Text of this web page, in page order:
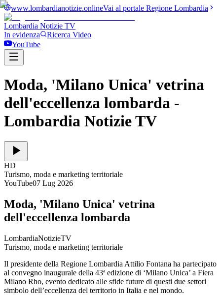
www.lombardianotizie.onlineVai al portale Regione Lombardia
Lombardia Notizie TV
In evidenza
Ricerca Video
YouTube
Moda, 'Milano Unica' vetrina
dell'eccellenza lombarda -
Lombardia Notizie TV
HD
Turismo, moda e marketing territoriale
YouTube07 Lug 2026
Moda, 'Milano Unica' vetrina
dell'eccellenza lombarda
LombardiaNotizieTV
Turismo, moda e marketing territoriale
Il presidente della Regione Lombardia Attilio Fontana ha partecipato
al convegno inaugurale della 43ª edizione di ‘Milano Unica’ a Fiera
Milano Rho, evento dedicato alle sfide future di questi due settori
simbolo dell’eccellenza del territorio in Italia e nel mondo.